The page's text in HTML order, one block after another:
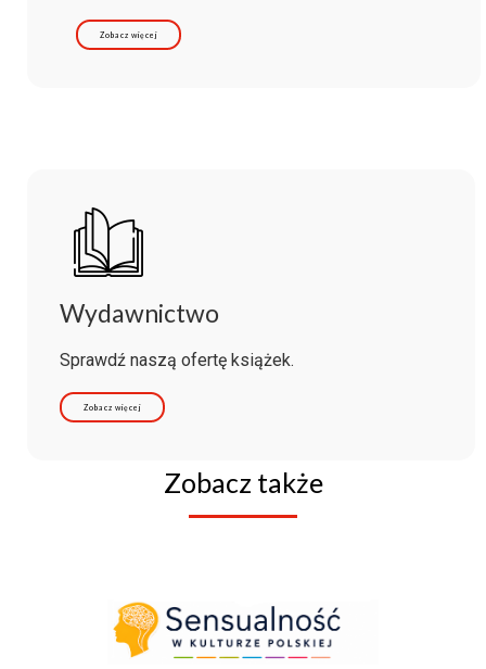
Zobacz więcej
Wydawnictwo
Sprawdź naszą ofertę książek.
Zobacz więcej
Zobacz także